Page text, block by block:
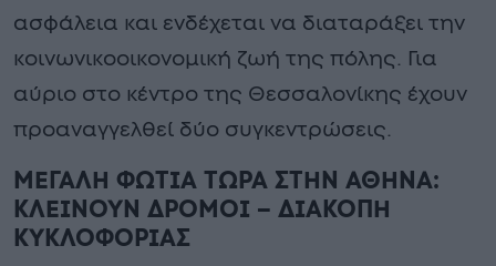
ασφάλεια και ενδέχεται να διαταράξει την
κοινωνικοοικονομική ζωή της πόλης. Για
αύριο στο κέντρο της Θεσσαλονίκης έχουν
προαναγγελθεί δύο συγκεντρώσεις.
ΜΕΓΑΛΗ ΦΩΤΙΑ ΤΩΡΑ ΣΤΗΝ ΑΘΗΝΑ:
ΚΛΕΙΝΟΥΝ ΔΡΟΜΟΙ – ΔΙΑΚΟΠΗ
ΚΥΚΛΟΦΟΡΙΑΣ